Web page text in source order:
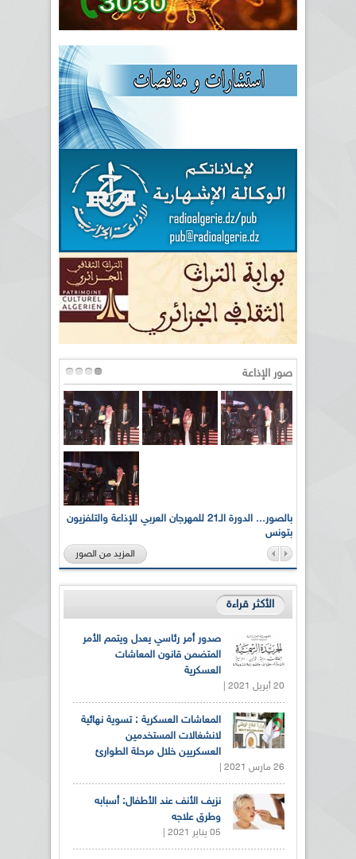
صور الإذاعة
بالصور... الدورة الـ21 للمهرجان العربي للإذاعة والتلفزيون
بتونس
المزيد من الصور
الأكثر قراءة
صدور أمر رئاسي يعدل ويتمم الأمر
المتضمن قانون المعاشات
العسكرية
20 أبريل 2021 |
المعاشات العسكرية : تسوية نهائية
لانشغالات المستخدمين
العسكريين خلال مرحلة الطوارئ
26 مارس 2021 |
نزيف الأنف عند الأطفال: أسبابه
وطرق علاجه
05 يناير 2021 |